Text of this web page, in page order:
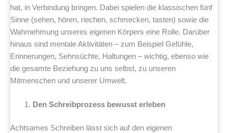
hat, in Verbindung bringen. Dabei spielen die klassischen fünf
Sinne (sehen, hören, riechen, schmecken, tasten) sowie die
Wahrnehmung unseres eigenen Körpers eine Rolle. Darüber
hinaus sind mentale Aktivitäten – zum Beispiel Gefühle,
Erinnerungen, Sehnsüchte, Haltungen – wichtig, ebenso wie
die gesamte Beziehung zu uns selbst, zu unseren
Mitmenschen und unserer Umwelt.
Den Schreibprozess bewusst erleben
Achtsames Schreiben lässt sich auf den eigenen